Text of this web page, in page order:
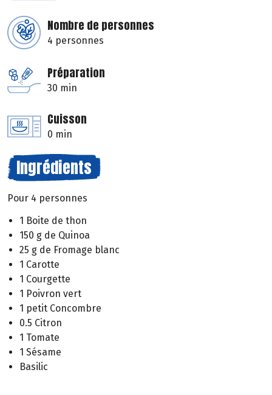
Nombre de personnes
4 personnes
Préparation
30 min
Cuisson
0 min
Ingrédients
Pour 4 personnes
1 Boite de thon
150 g de Quinoa
25 g de Fromage blanc
1 Carotte
1 Courgette
1 Poivron vert
1 petit Concombre
0.5 Citron
1 Tomate
1 Sésame
Basilic